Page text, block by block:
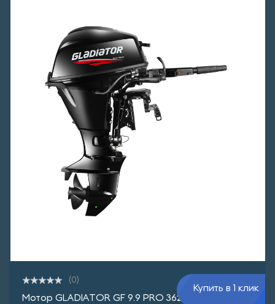
(0)
Мотор GLADIATOR GF 9.9 PRO 362см3
Купить в 1 клик